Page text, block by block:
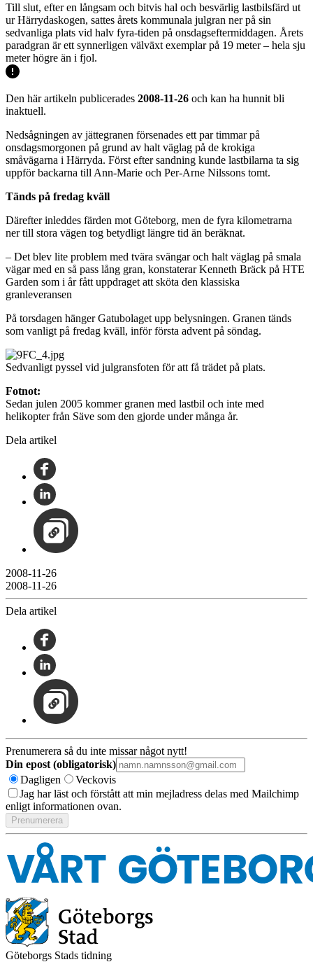
Till slut, efter en långsam och bitvis hal och besvärlig lastbilsfärd ut
ur Härrydaskogen, sattes årets kommunala julgran ner på sin
sedvanliga plats vid halv fyra-tiden på onsdagseftermiddagen. Årets
paradgran är ett synnerligen välväxt exemplar på 19 meter – hela sju
meter högre än i fjol.
Den här artikeln publicerades 2008-11-26 och kan ha hunnit bli
inaktuell.
Nedsågningen av jättegranen försenades ett par timmar på
onsdagsmorgonen på grund av halt väglag på de krokiga
småvägarna i Härryda. Först efter sandning kunde lastbilarna ta sig
uppför backarna till Ann-Marie och Per-Arne Nilssons tomt.
Tänds på fredag kväll
Därefter inleddes färden mot Göteborg, men de fyra kilometrarna
ner till stora vägen tog betydligt längre tid än beräknat.
– Det blev lite problem med tvära svängar och halt väglag på smala
vägar med en så pass lång gran, konstaterar Kenneth Bräck på HTE
Garden som i år fått uppdraget att sköta den klassiska
granleveransen
På torsdagen hänger Gatubolaget upp belysningen. Granen tänds
som vanligt på fredag kväll, inför första advent på söndag.
Sedvanligt pyssel vid julgransfoten för att få trädet på plats.
Fotnot:
Sedan julen 2005 kommer granen med lastbil och inte med
helikopter från Säve som den gjorde under många år.
Dela artikel
2008-11-26
2008-11-26
Dela artikel
Prenumerera så du inte missar något nytt!
Din epost (obligatorisk)
Dagligen
Veckovis
Jag har läst och förstått att min mejladress delas med Mailchimp
enligt informationen ovan.
Göteborgs Stads tidning